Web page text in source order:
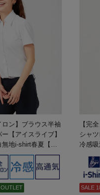
ロン】ブラウス半袖
【アイスライブ】
地i-shirt春夏【レ
OUTLET
【完
シャ
冷感
ディ
SALE